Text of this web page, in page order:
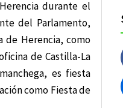
durante el
del Parlamento,
de Herencia, como
de Castilla-La
es fiesta
como Fiesta de